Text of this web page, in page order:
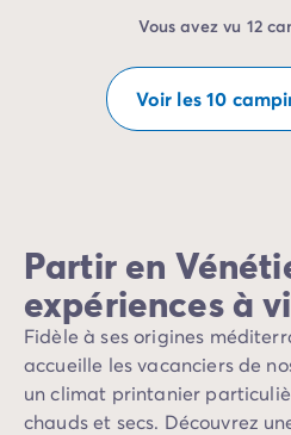
Vous avez vu 12
Voir les 10
Partir en
expériences à
Fidèle à ses origines
accueille les vacanciers de
un climat printanier
chauds et secs. Découvrez